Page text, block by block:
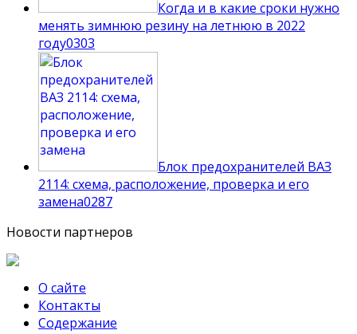
Когда и в какие сроки нужно
менять зимнюю резину на летнюю в 2022
году0303
Блок предохранителей ВАЗ
2114: схема, расположение, проверка и его
замена0287
Новости партнеров
О сайте
Контакты
Содержание